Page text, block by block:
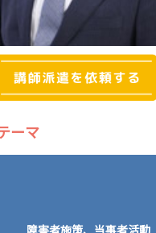
ーマ
障害者施策、当事者活動